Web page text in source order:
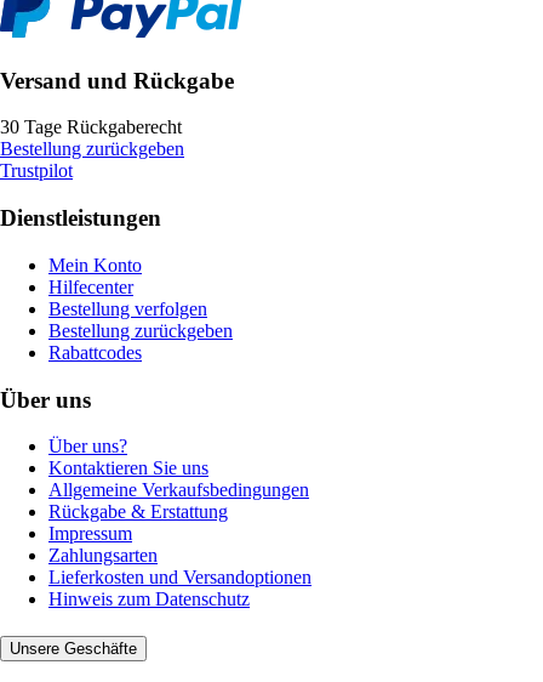
Versand und Rückgabe
30 Tage Rückgaberecht
Bestellung zurückgeben
Trustpilot
Dienstleistungen
Mein Konto
Hilfecenter
Bestellung verfolgen
Bestellung zurückgeben
Rabattcodes
Über uns
Über uns?
Kontaktieren Sie uns
Allgemeine Verkaufsbedingungen
Rückgabe & Erstattung
Impressum
Zahlungsarten
Lieferkosten und Versandoptionen
Hinweis zum Datenschutz
Unsere Geschäfte